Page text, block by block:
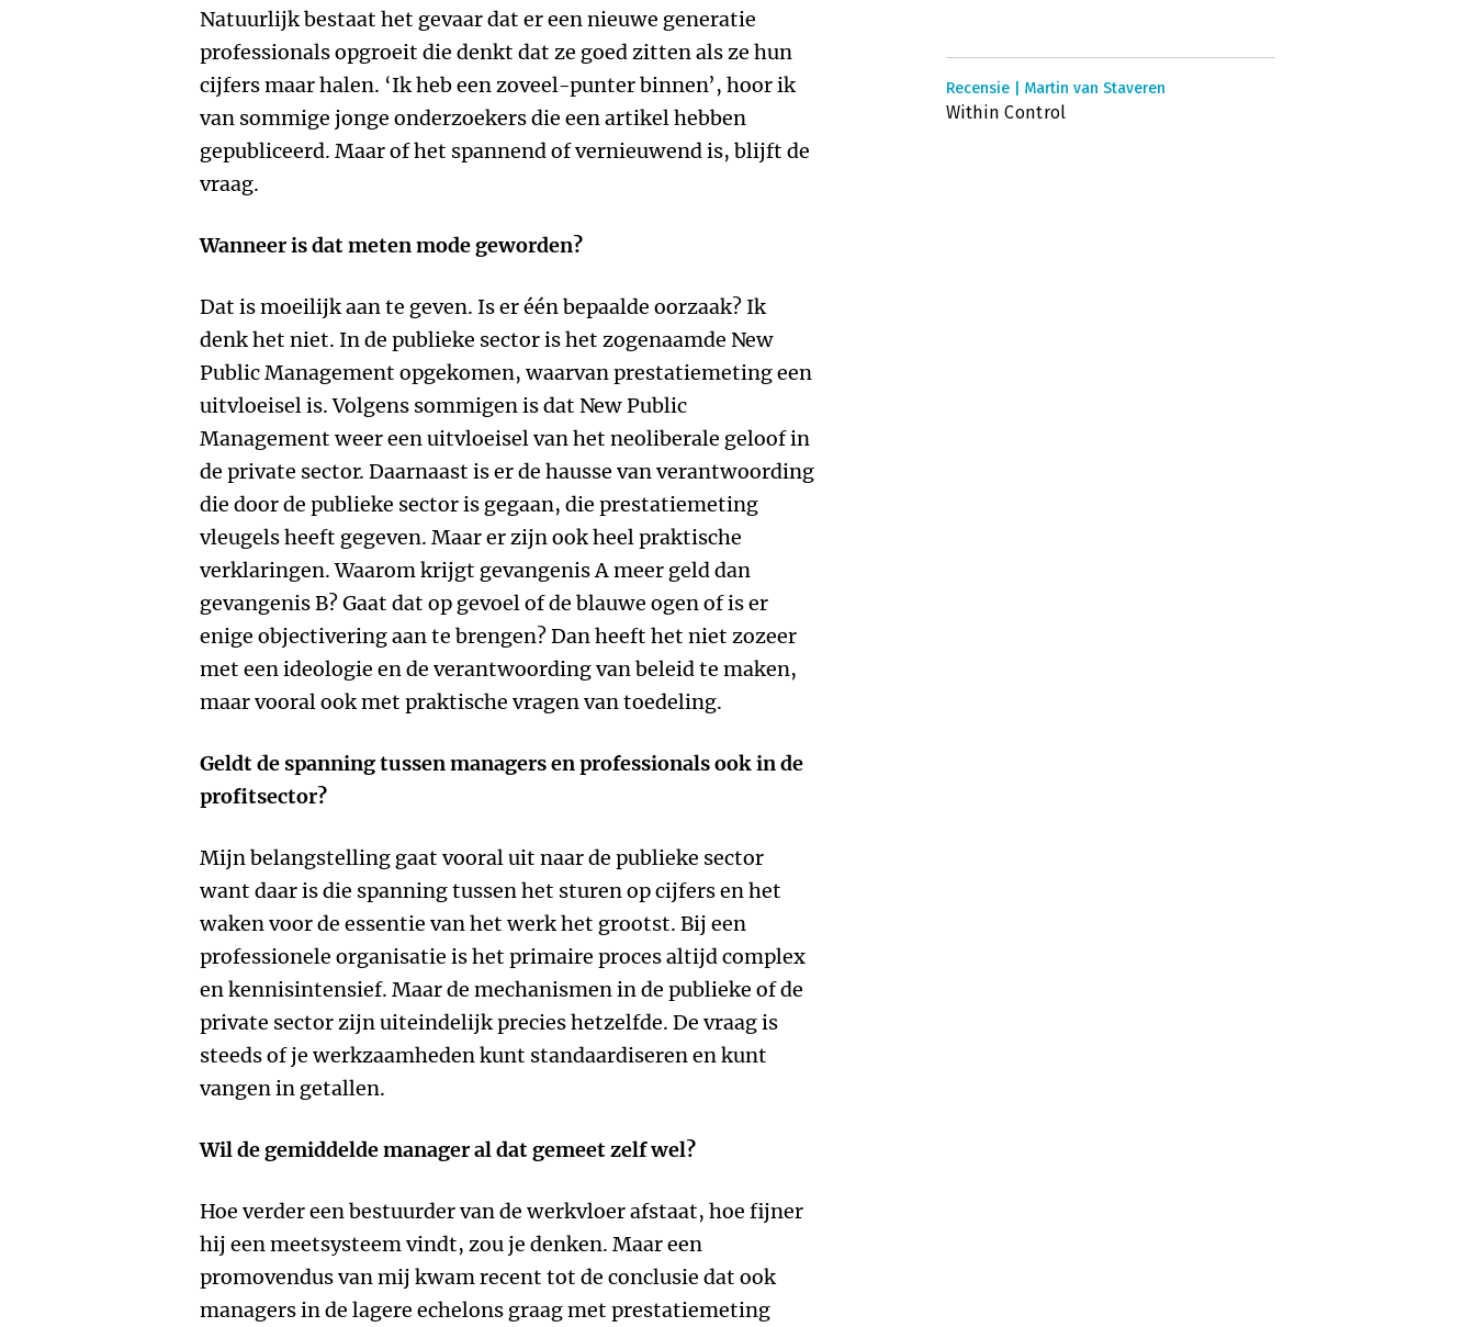
Natuurlijk bestaat het gevaar dat er een nieuwe generatie
professionals opgroeit die denkt dat ze goed zitten als ze hun
cijfers maar halen. ‘Ik heb een zoveel-punter binnen’, hoor ik
van sommige jonge onderzoekers die een artikel hebben
gepubliceerd. Maar of het spannend of vernieuwend is, blijft de
vraag.
Wanneer is dat meten mode geworden?
Dat is moeilijk aan te geven. Is er één bepaalde oorzaak? Ik
denk het niet. In de publieke sector is het zogenaamde New
Public Management opgekomen, waarvan prestatiemeting een
uitvloeisel is. Volgens sommigen is dat New Public
Management weer een uitvloeisel van het neoliberale geloof in
de private sector. Daarnaast is er de hausse van verantwoording
die door de publieke sector is gegaan, die prestatiemeting
vleugels heeft gegeven. Maar er zijn ook heel praktische
verklaringen. Waarom krijgt gevangenis A meer geld dan
gevangenis B? Gaat dat op gevoel of de blauwe ogen of is er
enige objectivering aan te brengen? Dan heeft het niet zozeer
met een ideologie en de verantwoording van beleid te maken,
maar vooral ook met praktische vragen van toedeling.
Geldt de spanning tussen managers en professionals ook in de
profitsector?
Mijn belangstelling gaat vooral uit naar de publieke sector
want daar is die spanning tussen het sturen op cijfers en het
waken voor de essentie van het werk het grootst. Bij een
professionele organisatie is het primaire proces altijd complex
en kennisintensief. Maar de mechanismen in de publieke of de
private sector zijn uiteindelijk precies hetzelfde. De vraag is
steeds of je werkzaamheden kunt standaardiseren en kunt
vangen in getallen.
Wil de gemiddelde manager al dat gemeet zelf wel?
Hoe verder een bestuurder van de werkvloer afstaat, hoe fijner
hij een meetsysteem vindt, zou je denken. Maar een
promovendus van mij kwam recent tot de conclusie dat ook
managers in de lagere echelons graag met prestatiemeting
Recensie | Martin van Staveren
Within Control